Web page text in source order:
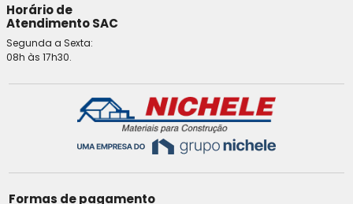
Horário de
Atendimento SAC
Segunda a Sexta:
08h às 17h30.
Formas de pagamento